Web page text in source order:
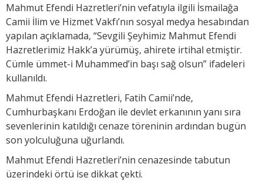
Mahmut Efendi Hazretleri’nin vefatıyla ilgili İsmailağa
Camii İlim ve Hizmet Vakfı’nın sosyal medya hesabından
yapılan açıklamada, “Sevgili Şeyhimiz Mahmut Efendi
Hazretlerimiz Hakk’a yürümüş, ahirete irtihal etmiştir.
Cümle ümmet-i Muhammed’in başı sağ olsun” ifadeleri
kullanıldı.
Mahmut Efendi Hazretleri, Fatih Camii’nde,
Cumhurbaşkanı Erdoğan ile devlet erkanının yanı sıra
sevenlerinin katıldığı cenaze töreninin ardından bugün
son yolculuğuna uğurlandı.
Mahmut Efendi Hazretleri’nin cenazesinde tabutun
üzerindeki örtü ise dikkat çekti.